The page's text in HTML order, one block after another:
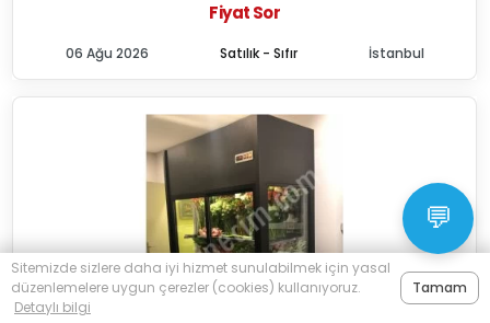
Fiyat Sor
Satılık - Sıfır
06 Ağu 2026 İstanbul
💬
Sitemizde sizlere daha iyi hizmet sunulabilmek için yasal
düzenlemelere uygun çerezler (cookies) kullanıyoruz.
Detaylı bilgi
Tamam